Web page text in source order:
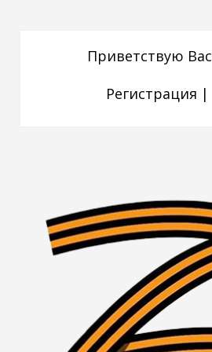
Приветствую Вас
Регистрация |